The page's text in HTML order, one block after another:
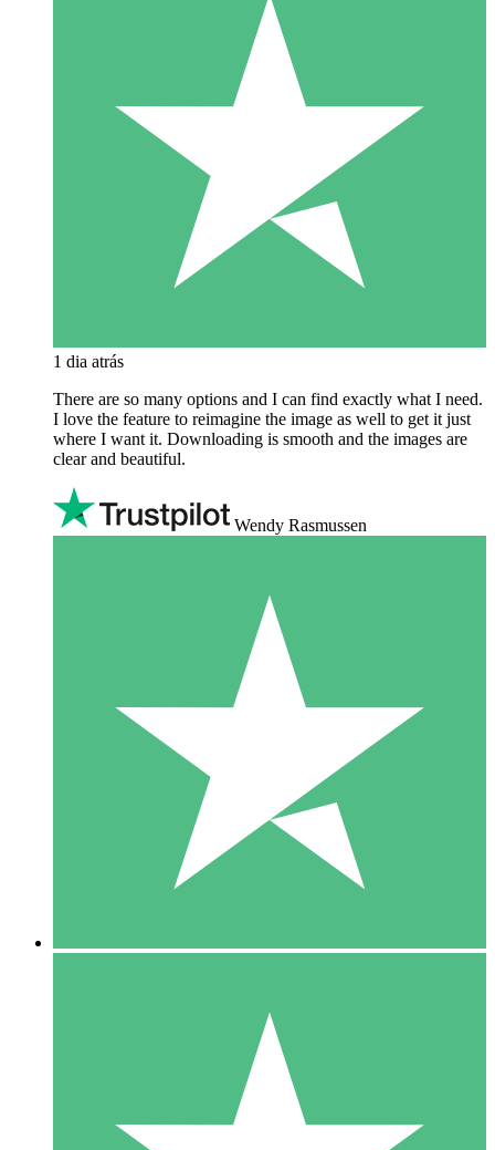
1 dia atrás
There are so many options and I can find exactly what I need.
I love the feature to reimagine the image as well to get it just
where I want it. Downloading is smooth and the images are
clear and beautiful.
Wendy Rasmussen